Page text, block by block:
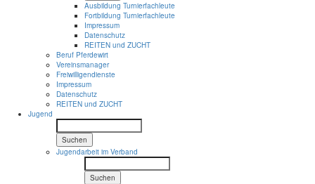
Ausbildung Turnierfachleute
Fortbildung Turnierfachleute
Impressum
Datenschutz
REITEN und ZUCHT
Beruf Pferdewirt
Vereinsmanager
Freiwilligendienste
Impressum
Datenschutz
REITEN und ZUCHT
Jugend
Suchen
Jugendarbeit im Verband
Suchen